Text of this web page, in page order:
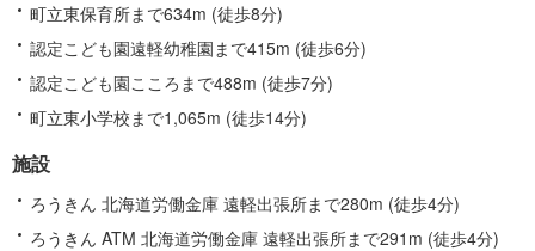
町立東保育所まで634m (徒歩8分)
認定こども園遠軽幼稚園まで415m (徒歩6分)
認定こども園こころまで488m (徒歩7分)
町立東小学校まで1,065m (徒歩14分)
施設
ろうきん 北海道労働金庫 遠軽出張所まで280m (徒歩4分)
ろうきん ATM 北海道労働金庫 遠軽出張所まで291m (徒歩4分)